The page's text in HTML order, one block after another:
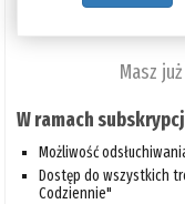
Masz
W ramach
Możliwość
Dostęp do wszystkich
Codziennie"